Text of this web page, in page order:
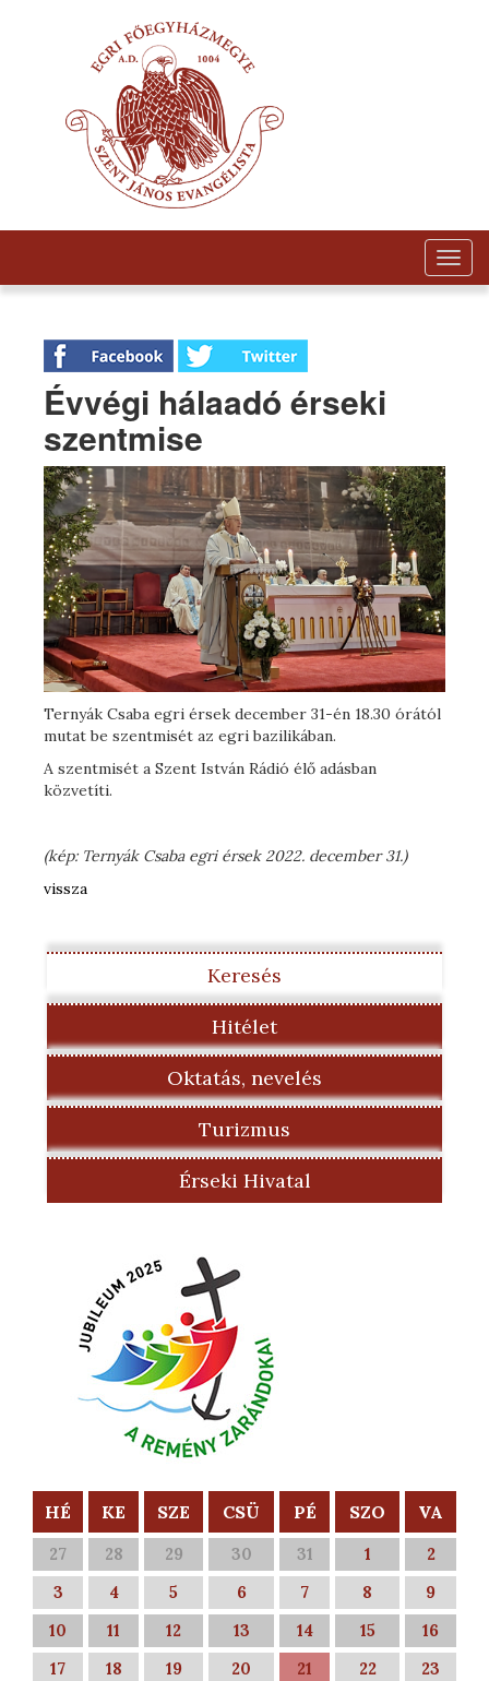
Évvégi hálaadó érseki
szentmise
Ternyák Csaba egri érsek december 31-én 18.30 órától
mutat be szentmisét az egri bazilikában.
A szentmisét a Szent István Rádió élő adásban
közvetíti.
(kép: Ternyák Csaba egri érsek 2022. december 31.)
vissza
Keresés
Hitélet
Oktatás, nevelés
Turizmus
Érseki Hivatal
HÉ KE SZE CSÜ PÉ SZO VA
27 28 29 30 31 1
2
3
4 5 6 7 8
9
10
11 12 13 14 15
16
17
18 19 20 21 22
23